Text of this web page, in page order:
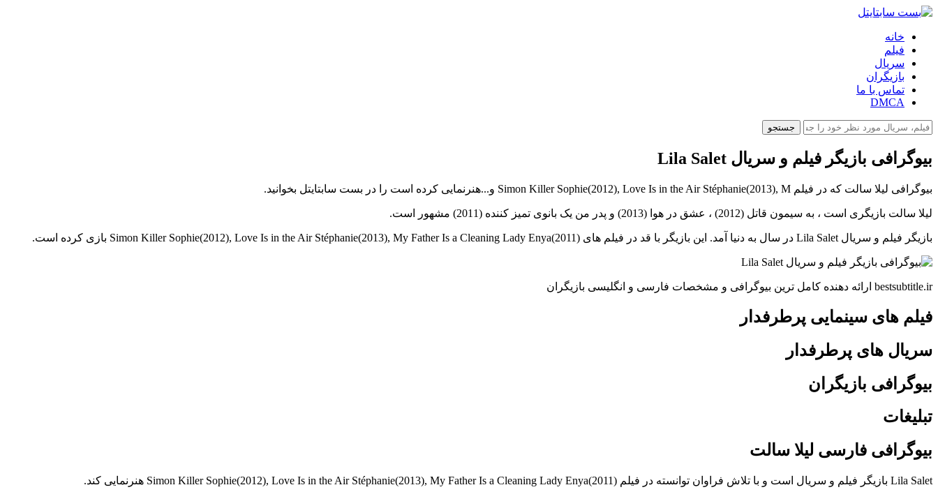
خانه
فیلم
سریال
بازیگران
تماس با ما
DMCA
جستجو
بیوگرافی بازیگر فیلم و سریال Lila Salet
بیوگرافی لیلا سالت که در فیلم Simon Killer Sophie(2012), Love Is in the Air Stéphanie(2013), M و...هنرنمایی کرده است را در بست سابتایتل بخوانید.
لیلا سالت بازیگری است ، به سیمون قاتل (2012) ، عشق در هوا (2013) و پدر من یک بانوی تمیز کننده (2011) مشهور است.
بازیگر فیلم و سریال Lila Salet در سال به دنیا آمد. این بازیگر با قد در فیلم های Simon Killer Sophie(2012), Love Is in the Air Stéphanie(2013), My Father Is a Cleaning Lady Enya(2011) بازی کرده است.
bestsubtitle.ir ارائه دهنده کامل ترین بیوگرافی و مشخصات فارسی و انگلیسی بازیگران
فیلم های سینمایی پرطرفدار
سریال های پرطرفدار
بیوگرافی بازیگران
تبلیغات
بیوگرافی فارسی لیلا سالت
Lila Salet بازیگر فیلم و سریال است و با تلاش فراوان توانسته در فیلم Simon Killer Sophie(2012), Love Is in the Air Stéphanie(2013), My Father Is a Cleaning Lady Enya(2011) هنرنمایی کند.